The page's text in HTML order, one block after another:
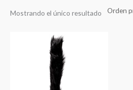
Mostrando el único resultado